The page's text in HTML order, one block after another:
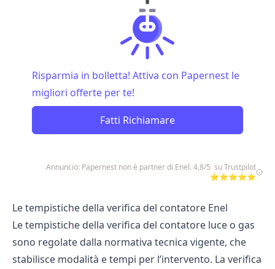
Risparmia in bolletta! Attiva con Papernest le
migliori offerte per te!
Fatti Richiamare
Annuncio: Papernest non è partner di Enel. 4,8/5 su Trustpilot
⭐⭐⭐⭐⭐
Le tempistiche della verifica del contatore Enel
Le tempistiche della verifica del contatore luce o gas
sono regolate dalla normativa tecnica vigente, che
stabilisce modalità e tempi per l’intervento. La verifica